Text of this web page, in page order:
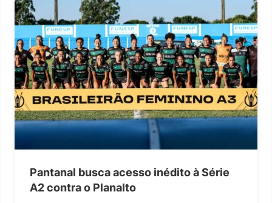
Pantanal busca acesso inédito à Série
A2 contra o Planalto